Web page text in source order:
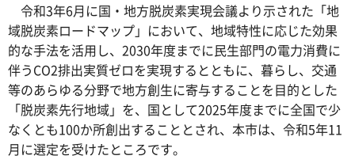
令和3年6月に国・地方脱炭素実現会議より示された「地
域脱炭素ロードマップ」において、地域特性に応じた効果
的な手法を活用し、2030年度までに民生部門の電力消費に
伴うCO2排出実質ゼロを実現するとともに、暮らし、交通
等のあらゆる分野で地方創生に寄与することを目的とした
「脱炭素先行地域」を、国として2025年度までに全国で少
なくとも100か所創出することとされ、本市は、令和5年11
月に選定を受けたところです。